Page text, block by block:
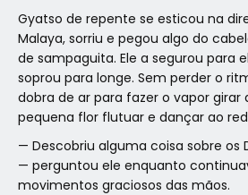
Gyatso de repente se esticou na
Malaya, sorriu e pegou algo do
de sampaguita. Ele a segurou para
soprou para longe. Sem perder o
dobra de ar para fazer o vapor
pequena flor flutuar e dançar ao
— Descobriu alguma coisa sobre os
— perguntou ele enquanto
movimentos graciosos das mãos.